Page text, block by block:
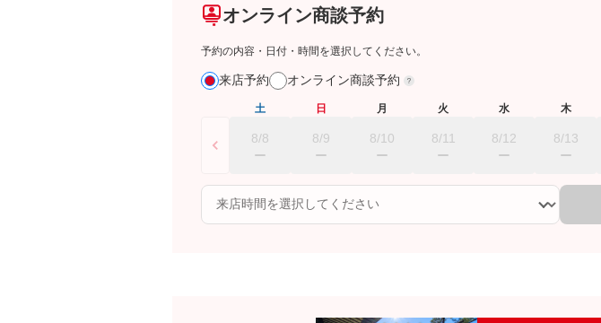
オンライン商談予約
予約の内容・日付・時間を選択してください。
来店予約 オンライン商談予約
土
8/8
日
8/9
月
8/10
火
8/11
水
8/12
木
8/13